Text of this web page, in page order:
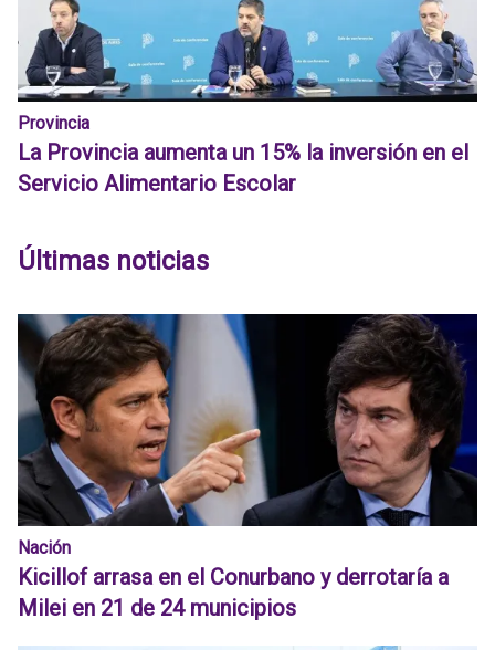
Provincia
La Provincia aumenta un 15% la inversión en el
Servicio Alimentario Escolar
Últimas noticias
Nación
Kicillof arrasa en el Conurbano y derrotaría a
Milei en 21 de 24 municipios